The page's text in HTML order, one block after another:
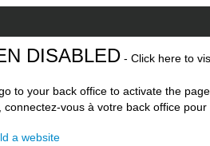
DISABLED - Click here to
to your back office to activate the
connectez-vous à votre back office
a website